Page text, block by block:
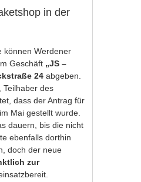
in der
können Werdener
Geschäft „JS –
24 abgeben.
, Teilhaber des
dass der Antrag für
Mai gestellt wurde.
dauern, bis die nicht
ebenfalls dorthin
doch der neue
zur